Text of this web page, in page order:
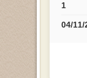
1
04/11/